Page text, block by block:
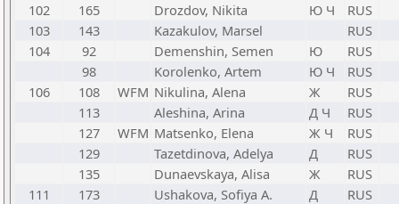
102
165 Drozdov, Nikita Ю Ч
RUS
103
143 Kazakulov, Marsel
RUS
104
92 Demenshin, Semen Ю
RUS
98
Korolenko, Artem Ю Ч
RUS
106
108 WFM Nikulina, Alena Ж
RUS
113
Aleshina, Arina Д Ч
RUS
127
WFM Matsenko, Elena Ж Ч
RUS
129
Tazetdinova, Adelya Д
RUS
135
Dunaevskaya, Alisa Ж
RUS
111
173 Ushakova, Sofiya A. Д
RUS